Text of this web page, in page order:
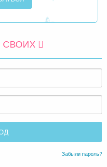
СВОИХ
Забыли пароль?